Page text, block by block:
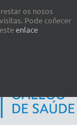
os nosos
Pode coñecer
enlace